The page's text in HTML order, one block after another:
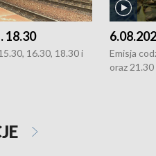
18.30
16.30, 18.30 i
Emisja
oraz 21.30